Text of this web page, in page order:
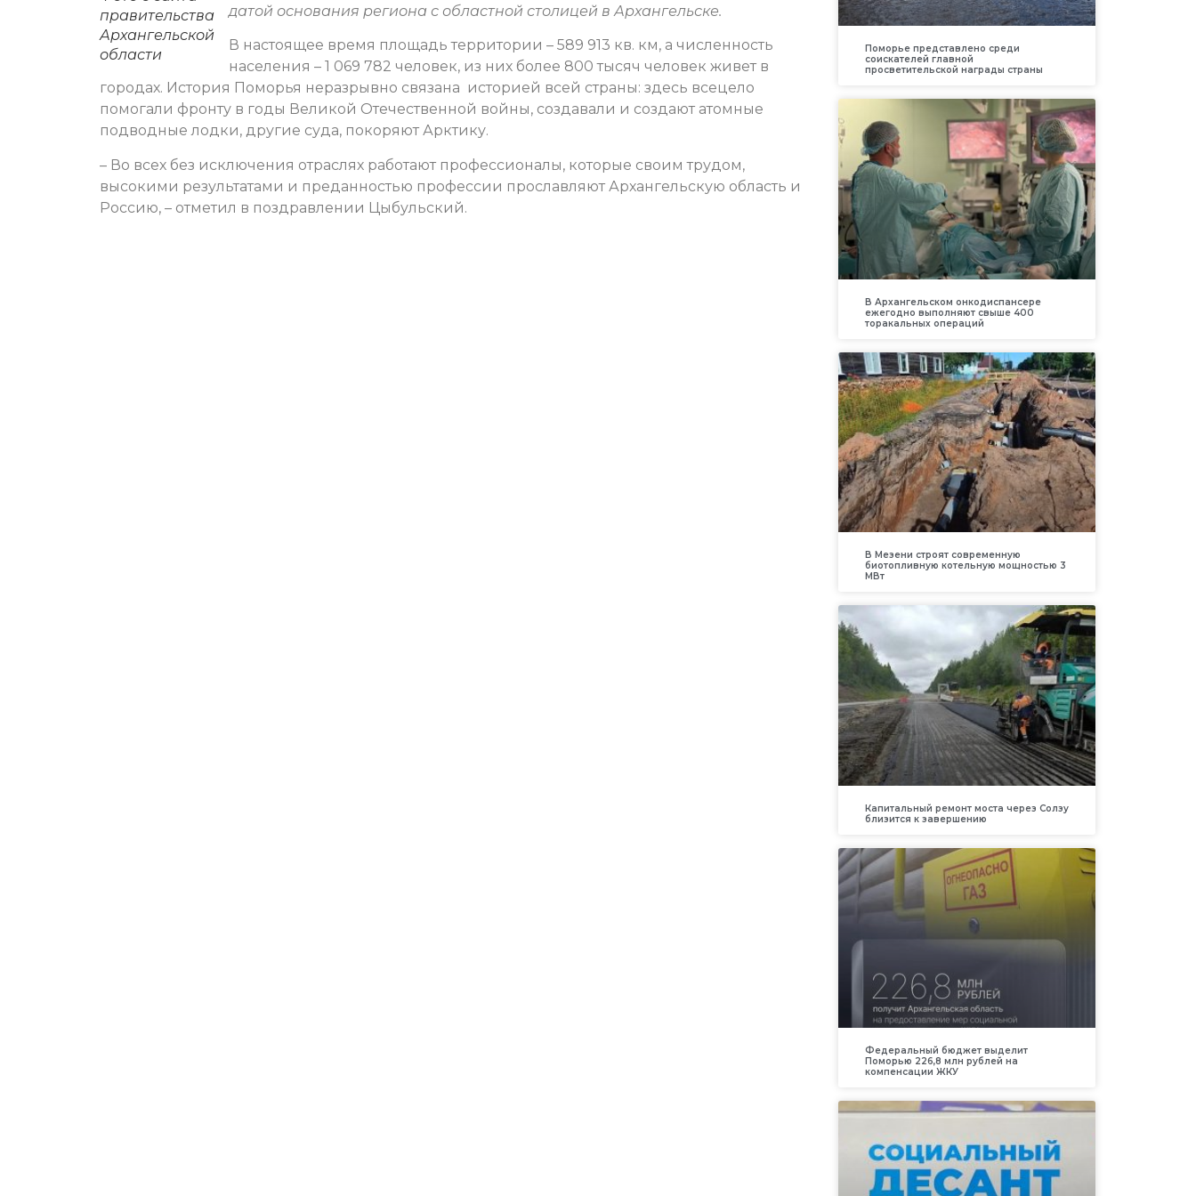
правительства
Архангельской
области
датой основания региона с областной столицей в Архангельске.
В настоящее время площадь территории – 589 913 кв. км, а численность
населения – 1 069 782 человек, из них более 800 тысяч человек живет в
городах. История Поморья неразрывно связана историей всей страны: здесь всецело
помогали фронту в годы Великой Отечественной войны, создавали и создают атомные
подводные лодки, другие суда, покоряют Арктику.
– Во всех без исключения отраслях работают профессионалы, которые своим трудом,
высокими результатами и преданностью профессии прославляют Архангельскую область и
Россию, – отметил в поздравлении Цыбульский.
Поморье представлено среди
соискателей главной
просветительской награды страны
В Архангельском онкодиспансере
ежегодно выполняют свыше 400
торакальных операций
В Мезени строят современную
биотопливную котельную мощностью 3
МВт
Капитальный ремонт моста через Солзу
близится к завершению
Федеральный бюджет выделит
Поморью 226,8 млн рублей на
компенсации ЖКУ